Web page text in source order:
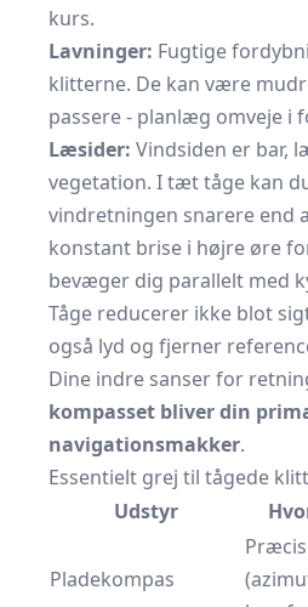
kurs.
Lavninger: Fugtige
klitterne. De kan være
passere - planlæg omveje i
Læsider: Vindsiden er bar,
vegetation. I tæt tåge kan
vindretningen snarere end
konstant brise i højre øre
bevæger dig parallelt med
Tåge reducerer ikke blot
også lyd og fjerner
Dine indre sanser for
kompasset bliver din
navigationsmakker.
Essentielt grej til tågede
Udstyr
Pladekompas